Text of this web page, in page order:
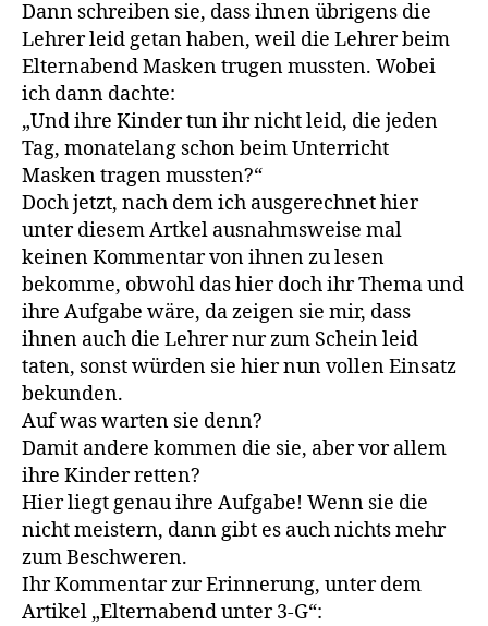
Dann schreiben sie, dass ihnen übrigens die
Lehrer leid getan haben, weil die Lehrer beim
Elternabend Masken trugen mussten. Wobei
ich dann dachte:
„Und ihre Kinder tun ihr nicht leid, die jeden
Tag, monatelang schon beim Unterricht
Masken tragen mussten?“
Doch jetzt, nach dem ich ausgerechnet hier
unter diesem Artkel ausnahmsweise mal
keinen Kommentar von ihnen zu lesen
bekomme, obwohl das hier doch ihr Thema und
ihre Aufgabe wäre, da zeigen sie mir, dass
ihnen auch die Lehrer nur zum Schein leid
taten, sonst würden sie hier nun vollen Einsatz
bekunden.
Auf was warten sie denn?
Damit andere kommen die sie, aber vor allem
ihre Kinder retten?
Hier liegt genau ihre Aufgabe! Wenn sie die
nicht meistern, dann gibt es auch nichts mehr
zum Beschweren.
Ihr Kommentar zur Erinnerung, unter dem
Artikel „Elternabend unter 3-G“: